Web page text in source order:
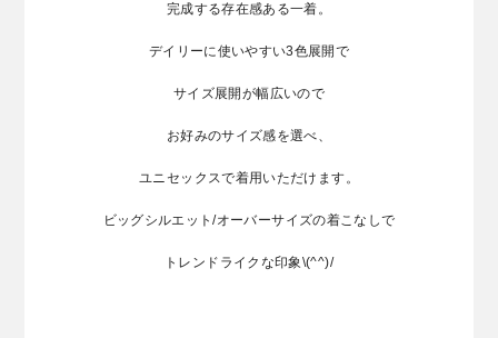
完成する存在感ある一着。
デイリーに使いやすい3色展開で
サイズ展開が幅広いので
お好みのサイズ感を選べ、
ユニセックスで着用いただけます。
ビッグシルエット/オーバーサイズの着こなしで
トレンドライクな印象\(^^)/